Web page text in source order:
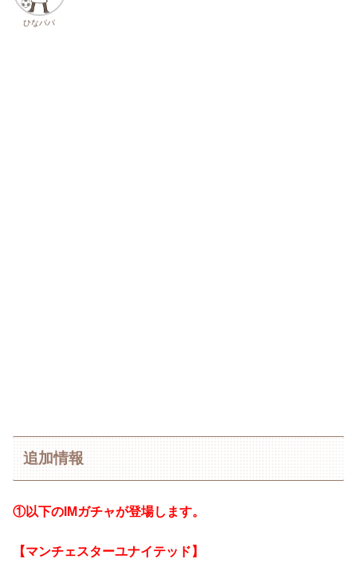
ひなパパ
追加情報
①以下のIMガチャが登場します。
【マンチェスターユナイテッド】